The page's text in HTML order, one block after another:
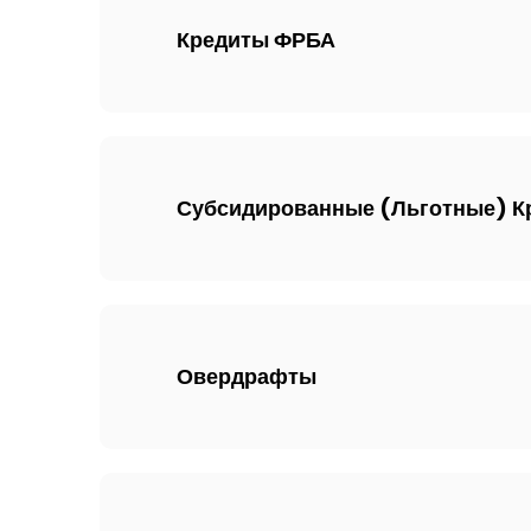
Кредиты ФРБА
Субсидированные (Льготные)
Овердрафты